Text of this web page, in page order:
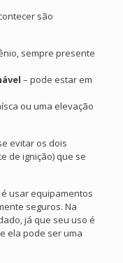
são
sempre presente
– pode estar em
ou uma elevação
evitar os dois
de ignição) que se
usar equipamentos
seguros. Na
já que seu uso é
ela pode ser uma